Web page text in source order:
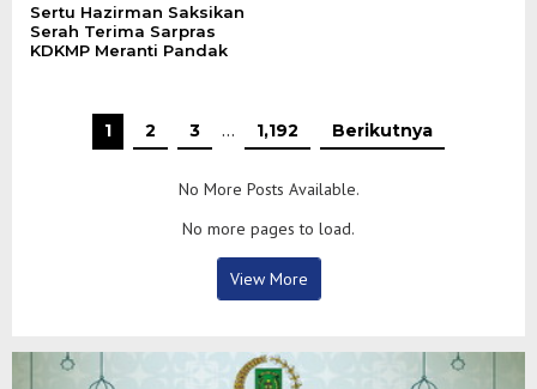
Sertu Hazirman Saksikan
Serah Terima Sarpras
KDKMP Meranti Pandak
1 2 3 … 1,192 Berikutnya
No More Posts Available.
No more pages to load.
View More